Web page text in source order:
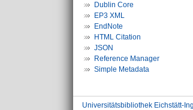
Dublin Core
EP3 XML
EndNote
HTML Citation
JSON
Reference Manager
Simple Metadata
Universitätsbibliothek Eichstätt-